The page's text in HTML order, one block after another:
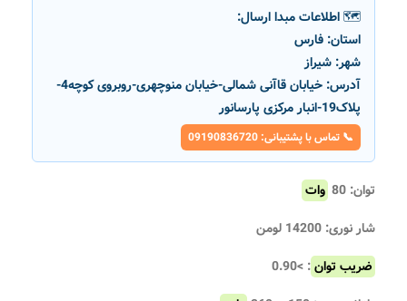
🗺️ اطلاعات مبدا ارسال:
استان: فارس
شهر: شیراز
آدرس:
خیابان قاآنی شمالی-خیابان منوچهری-روبروی کوچه4-
پلاک19-انبار مرکزی پارسانور
📞 تماس با پشتیبانی: 09190836720
توان: 80
وات
شار نوری: 14200 لومن
ضریب توان: >0.90